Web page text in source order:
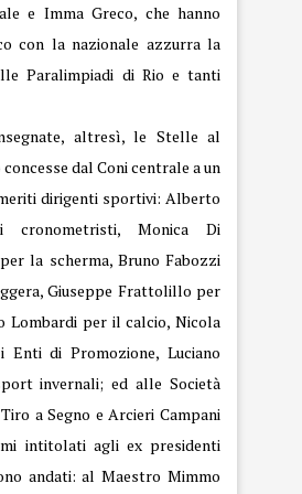
e Imma Greco, che hanno
con la nazionale azzurra la
Paralimpiadi di Rio e tanti
altresì, le Stelle al
dal Coni centrale a un
dirigenti sportivi: Alberto
Monica Di
la scherma, Bruno Fabozzi
Giuseppe Frattolillo per
Lombardi per il calcio, Nicola
Enti di Promozione, Luciano
invernali; ed alle Società
a Segno e Arcieri Campani
intitolati agli ex presidenti
andati: al Maestro Mimmo